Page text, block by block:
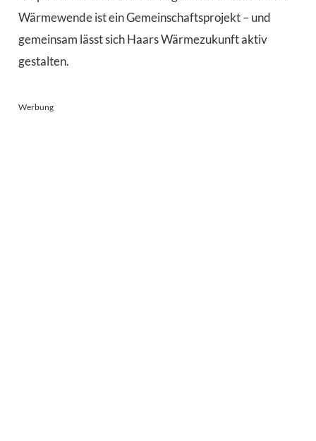
Wärmewende ist ein Gemeinschaftsprojekt – und
gemeinsam lässt sich Haars Wärmezukunft aktiv
gestalten.
Werbung